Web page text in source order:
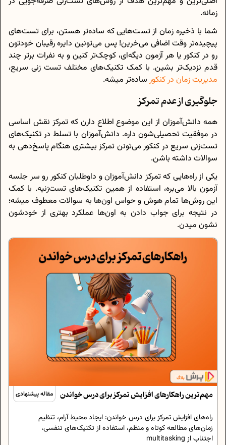
زمانه.
شما با ذخیره زمان از تست‌هایی که ساده‌تر هستن، برای تست‌های
پیچیده‌تر وقت اضافی می‌خرین! پس می‌تونین دایره رقیبان خودتون
رو در کنکور یا هر آزمون دیگه‌ای، کوچک‌تر کنین و به نفرات برتر چند
قدم نزدیک‌تر بشین. با کمک تکنیک‌های مختلف تست زنی سریع،
مدیریت زمان در کنکور ساده‌تر میشه.
جلوگیری از عدم تمرکز
همه دانش‌آموزان از این موضوع اطلاع دارن که تمرکز نقش اساسی
در موفقیت تحصیلی‌شون داره. دانش‌آموزان با تسلط در تکنیک‌های
تست‌زنی سریع در کنکور می‌تونن تمرکز بیشتری هنگام پاسخ‌دهی به
سوالات داشته باشن.
یکی از راه‌هایی که تمرکز دانش‌آموزان و داوطلبان کنکور رو سر جلسه
آزمون بالا می‌بره، استفاده از همین تکنیک‌های تست‌زنیه. با کمک
این روش‌ها تمام هوش و حواس اون‌ها به سوالات معطوف میشه؛
در نتیجه برای جواب دادن به اون‌ها عملکرد بهتری از خودشون
نشون می‎دن.
مقاله پیشنهادی مهم‌ترین راهکارهای افزایش تمرکز برای درس خواندن
راه‌های افزایش تمرکز برای درس خواندن: ایجاد محیط آرام، تنظیم
زمان‌های مطالعه کوتاه و منظم، استفاده از تکنیک‌های تنفسی،
اجتناب از multitasking